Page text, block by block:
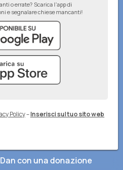
o errate? Scarica l'app di
e segnalare chiese mancanti!
Policy–Inserisci sul tuo sito web
con una donazione